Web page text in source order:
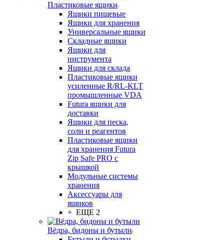
Пластиковые ящики
Ящики пищевые
Ящики для хранения
Универсальные ящики
Складные ящики
Ящики для
инструмента
Ящики для склада
Пластиковые ящики
усиленные R/RL-KLT
промышленные VDA
Futura ящики для
доставки
Ящики для песка,
соли и реагентов
Пластиковые ящики
для хранения Futura
Zip Safe PRO с
крышкой
Модульные системы
хранения
Аксессуары для
ящиков
+ ЕЩЕ 2
Вёдра, бидоны и бутыли